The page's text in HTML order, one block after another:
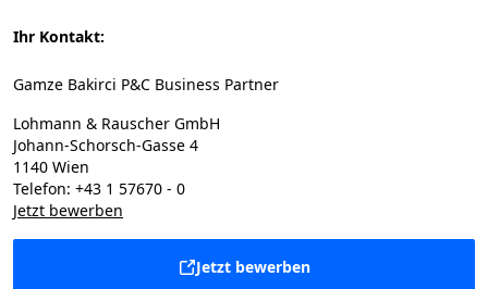
Ihr Kontakt:
Gamze Bakirci P&C Business Partner
Lohmann & Rauscher GmbH
Johann-Schorsch-Gasse 4
1140 Wien
Telefon: +43 1 57670 - 0
Jetzt bewerben
Jetzt bewerben